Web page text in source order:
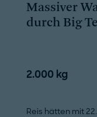
Massiver
durch Big
2.000 kg
Reis hätten mit